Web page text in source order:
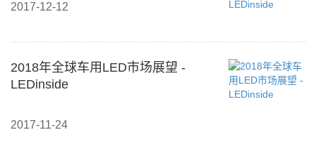
2017-12-12
2018年全球车用LED市场展望 -
LEDinside
2017-11-24